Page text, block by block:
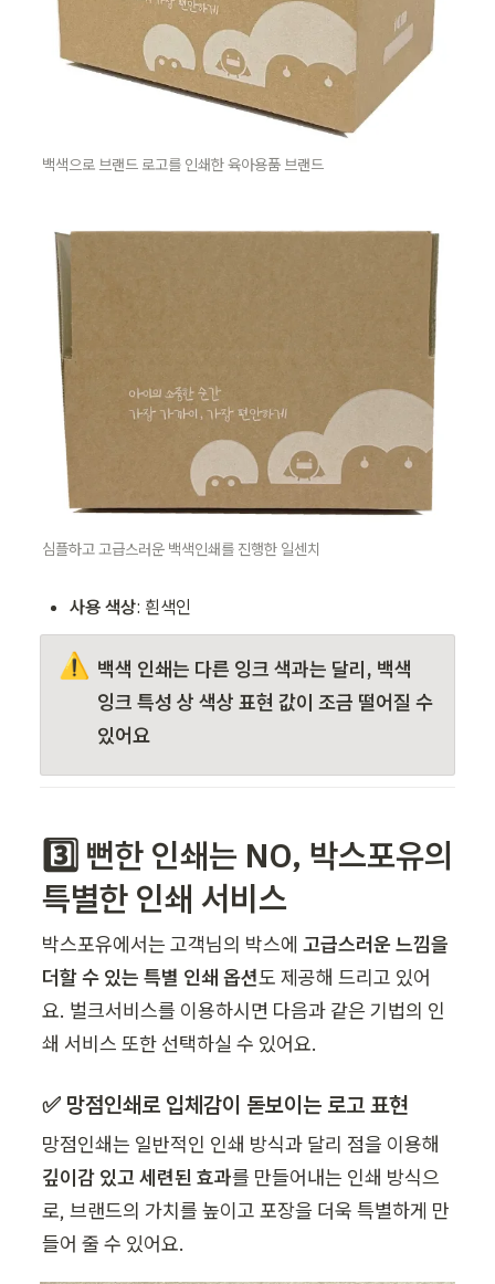
백색으로 브랜드 로고를 인쇄한 육아용품 브랜드
심플하고 고급스러운 백색인쇄를 진행한 일센치
사용 색상: 흰색인
⚠️ 백색 인쇄는 다른 잉크 색과는 달리, 백색
잉크 특성 상 색상 표현 값이 조금 떨어질 수
있어요
3️⃣ 뻔한 인쇄는 NO, 박스포유의
특별한 인쇄 서비스
박스포유에서는 고객님의 박스에 고급스러운 느낌을
더할 수 있는 특별 인쇄 옵션도 제공해 드리고 있어
요. 벌크서비스를 이용하시면 다음과 같은 기법의 인
쇄 서비스 또한 선택하실 수 있어요.
✅ 망점인쇄로 입체감이 돋보이는 로고 표현
깊이감 있고 세련된 효과를 만들어내는 인쇄 방식으
로, 브랜드의 가치를 높이고 포장을 더욱 특별하게 만
들어 줄 수 있어요.